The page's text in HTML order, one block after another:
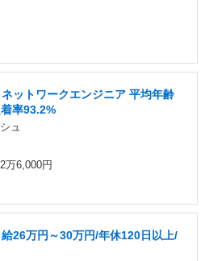
ットワークエンジニア 平均年齢
率93.2%
ュ
万6,000円
26万円～30万円/年休120日以上/